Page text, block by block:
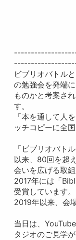
ビブリオバトル
の勉強会を発端
ものかと考案さ
す。
「本を通して人
ッチコピーに全
「ビブリオバト
以来、80回を超
会いを広げる取
2017年には「
受賞しています。
2019年以来、会
当日は、
タジオのご見学